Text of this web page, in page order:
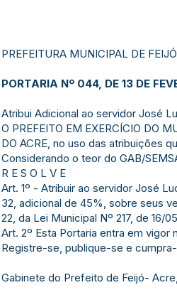
PREFEITURA MUNICIPAL DE FEIJÓ
PORTARIA Nº 044, DE 13 DE
Atribui Adicional ao servidor José
O PREFEITO EM EXERCÍCIO DO
DO ACRE, no uso das atribuições
Considerando o teor do GAB/
R E S O L V E
Art. 1º - Atribuir ao servidor José
32, adicional de 45%, sobre seus
22, da Lei Municipal Nº 217, de 16/
Art. 2º Esta Portaria entra em
Registre-se, publique-se e
Gabinete do Prefeito de Feijó-